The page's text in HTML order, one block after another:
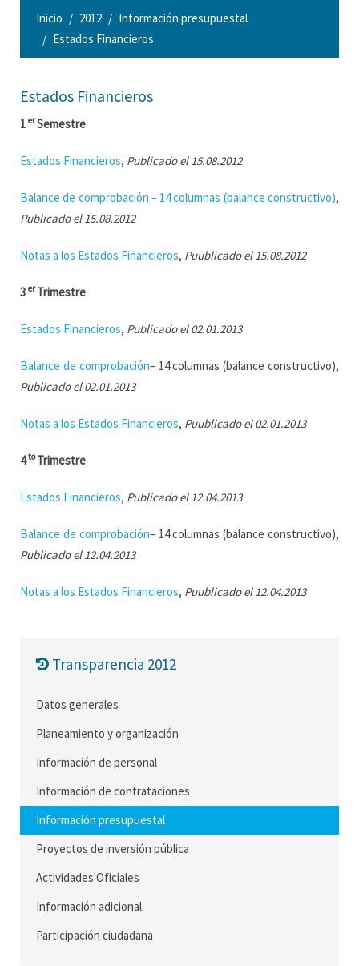
Inicio 2012
Información presupuestal
Estados Financieros
Estados Financieros
1 erSemestre
Estados Financieros, Publicado el 15.08.2012
Balance de comprobación – 14 columnas (balance constructivo),
Publicado el 15.08.2012
Notas a los Estados Financieros, Puublicado el 15.08.2012
3 erTrimestre
Estados Financieros, Publicado el 02.01.2013
Balance de comprobación– 14 columnas (balance constructivo),
Publicado el 02.01.2013
Notas a los Estados Financieros, Puublicado el 02.01.2013
4toTrimestre
Estados Financieros, Publicado el 12.04.2013
Balance de comprobación– 14 columnas (balance constructivo),
Publicado el 12.04.2013
Notas a los Estados Financieros, Puublicado el 12.04.2013
Transparencia 2012
Datos generales
Planeamiento y organización
Información de personal
Información de contrataciones
Información presupuestal
Proyectos de inversión pública
Actividades Oficiales
Información adicional
Participación ciudadana